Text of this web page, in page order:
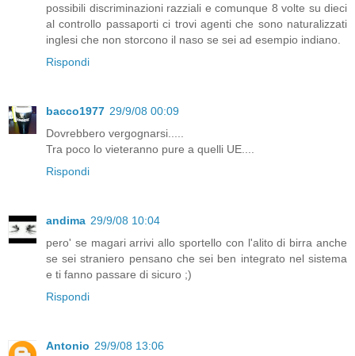
possibili discriminazioni razziali e comunque 8 volte su dieci
al controllo passaporti ci trovi agenti che sono naturalizzati
inglesi che non storcono il naso se sei ad esempio indiano.
Rispondi
bacco1977 29/9/08 00:09
Dovrebbero vergognarsi.....
Tra poco lo vieteranno pure a quelli UE....
Rispondi
andima 29/9/08 10:04
pero' se magari arrivi allo sportello con l'alito di birra anche
se sei straniero pensano che sei ben integrato nel sistema
e ti fanno passare di sicuro ;)
Rispondi
Antonio 29/9/08 13:06